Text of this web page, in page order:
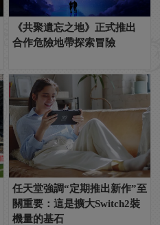
《共聚遺忘之地》正式推出
合作危險地帶探索冒險
任天堂強調“定期推出新作”至
關重要：這是擴大Switch2裝
機量的基石